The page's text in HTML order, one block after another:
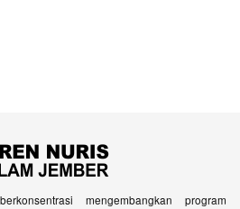
mengembangkan program